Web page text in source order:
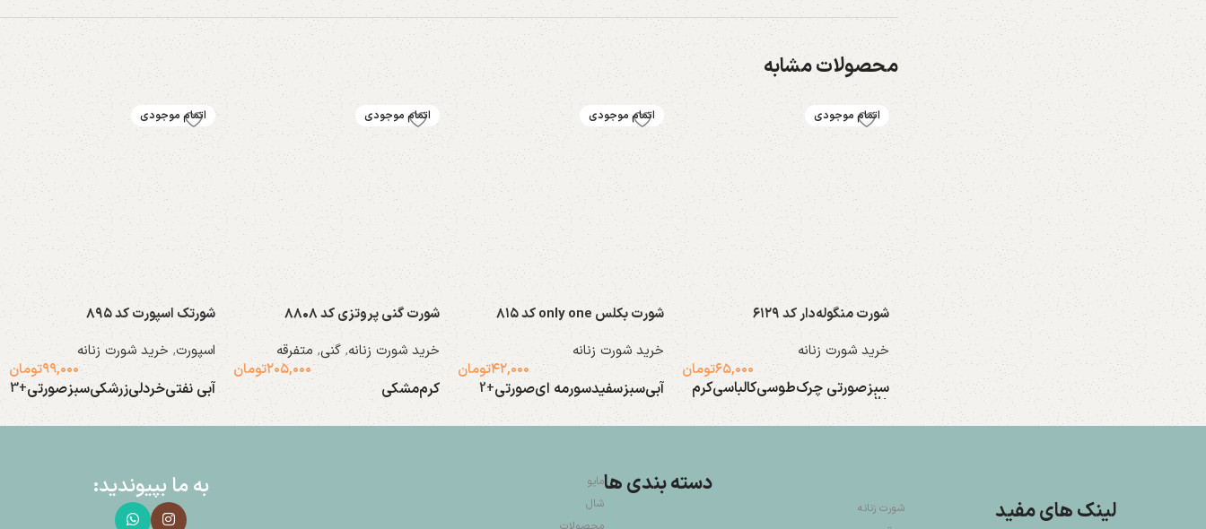
محصولات مشابه
اتمام موجودی
شورت منگوله‌دار کد ۶۱۲۹
خرید شورت زنانه
۶۵,۰۰۰تومان
سبزصورتی چرکطوسیکالباسیکرم
+2
انتخاب گزینه ها
اتمام موجودی
شورت بکلس only one کد ۸۱۵
خرید شورت زنانه
۴۲,۰۰۰تومان
آبیسبزسفیدسورمه ایصورتی+2
انتخاب گزینه ها
اتمام موجودی
شورت گنی پروتزی کد ۸۸۰۸
خرید شورت زنانه,گنی,متفرقه
۲۰۵,۰۰۰تومان
کرممشکی
انتخاب گزینه ها
اتمام موجودی
شورتک اسپورت کد ۸۹۵
اسپورت,خرید شورت زنانه
۹۹,۰۰۰تومان
آبی نفتیخردلیزرشکیسبزصورتی+3
انتخاب گزینه ها
لینک های مفید
دسته بندی ها
شورت زنانه
مایو
شال
به ما بپیوندید: